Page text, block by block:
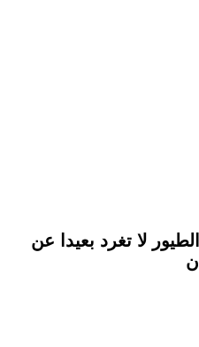
لا تغرد بعيدا عن